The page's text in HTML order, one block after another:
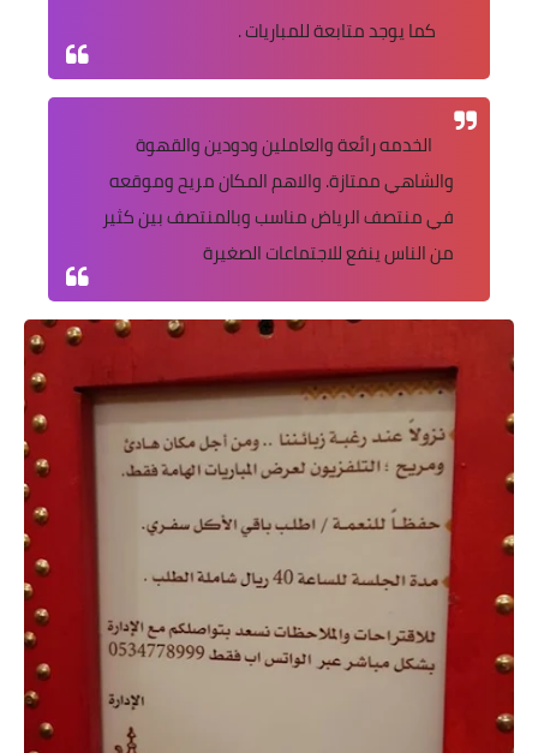
كما يوجد متابعة للمباريات .
الخدمه رائعة والعاملين ودودين والقهوة
والشاهي ممتازة. والاهم المكان مريح وموقعه
في منتصف الرياض مناسب وبالمنتصف بين كثير
من الناس ينفع للاجتماعات الصغيرة